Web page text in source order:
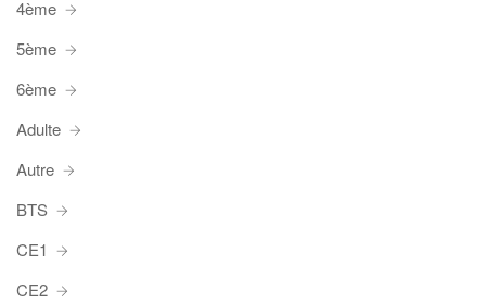
4ème
5ème
6ème
Adulte
Autre
BTS
CE1
CE2